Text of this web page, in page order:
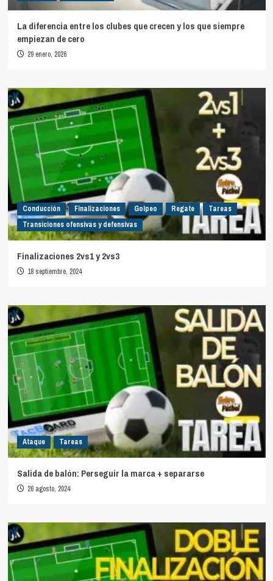
La diferencia entre los clubes que crecen y los que siempre
empiezan de cero
29 enero, 2026
Conducción Finalizaciones Golpeo Regate
Tareas
Transiciones ofensivas y defensivas
Finalizaciones 2vs1 y 2vs3
18 septiembre, 2024
Ataque Tareas
Salida de balón: Perseguir la marca + separarse
26 agosto, 2024